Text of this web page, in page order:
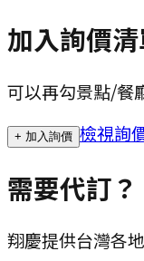
加入詢價
可以再勾景點/餐
+ 加入詢價 檢視詢
需要代訂？
翔慶提供台灣各